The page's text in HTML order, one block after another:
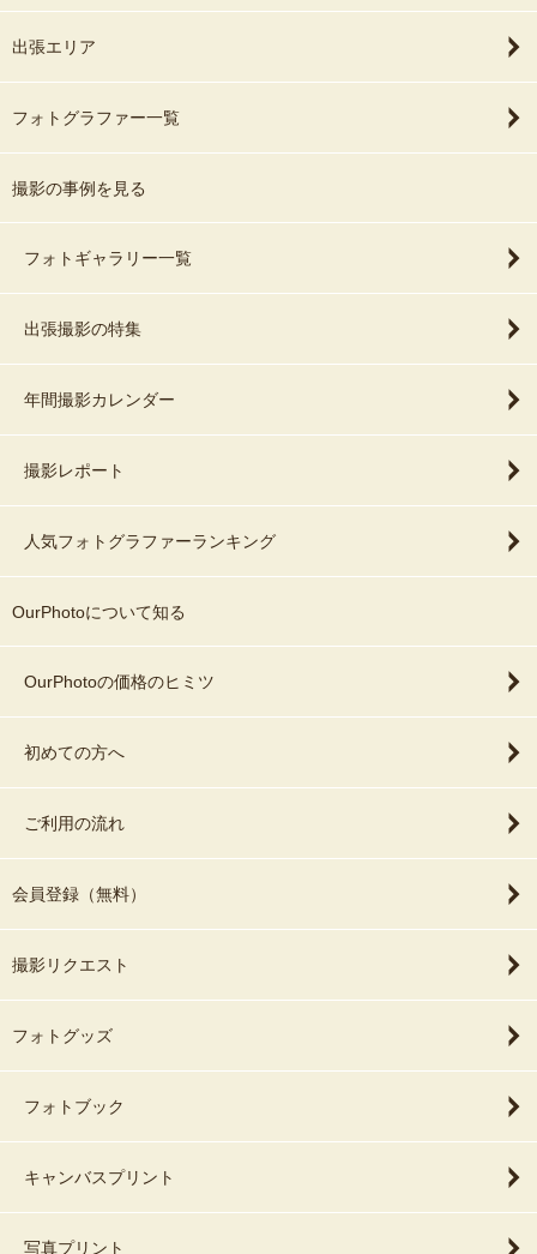
出張エリア
フォトグラファー一覧
撮影の事例を見る
フォトギャラリー一覧
出張撮影の特集
年間撮影カレンダー
撮影レポート
人気フォトグラファーランキング
OurPhotoについて知る
OurPhotoの価格のヒミツ
初めての方へ
ご利用の流れ
会員登録（無料）
撮影リクエスト
フォトグッズ
フォトブック
キャンバスプリント
写真プリント